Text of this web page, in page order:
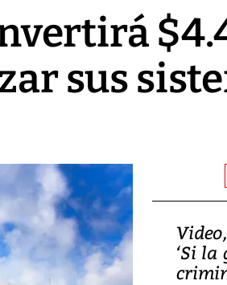
sus
Terremoto
y graves
‘Si la